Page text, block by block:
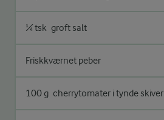
¼ tsk groft salt
Friskkværnet peber
100 g cherrytomater i tynde skiver